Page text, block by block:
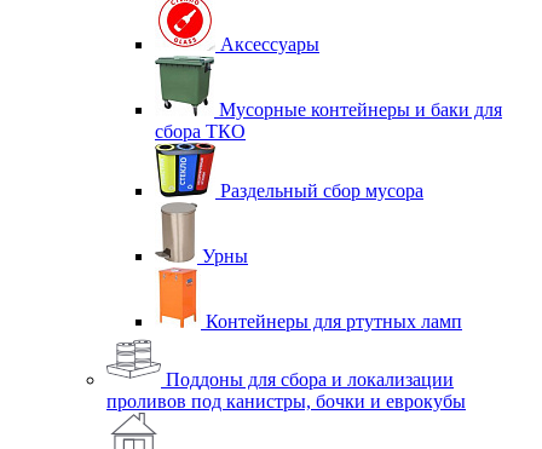
Аксессуары
Мусорные контейнеры и баки для
сбора ТКО
Раздельный сбор мусора
Урны
Контейнеры для ртутных ламп
Поддоны для сбора и локализации
проливов под канистры, бочки и еврокубы